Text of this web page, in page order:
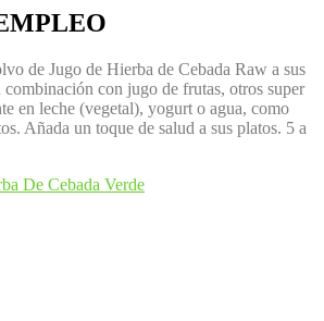
de Jugo de Hierba de Cebada Raw a sus
combinación con jugo de frutas, otros super
en leche (vegetal), yogurt o agua, como
Añada un toque de salud a sus platos. 5 a
De Cebada Verde